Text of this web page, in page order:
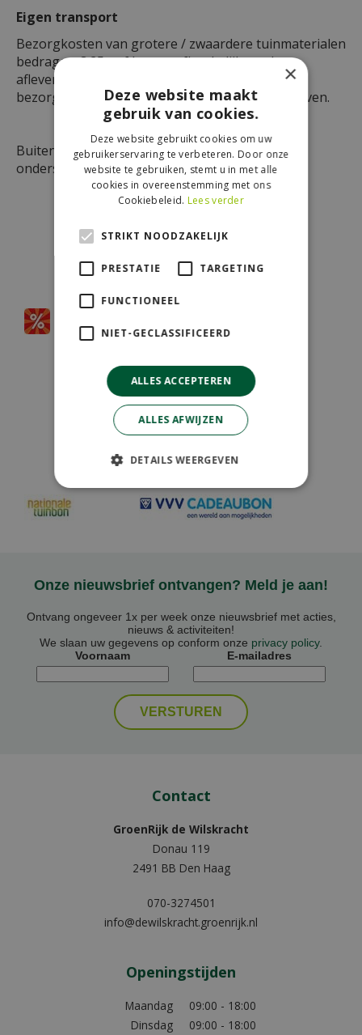
Eigen transport
Bezorgkosten van grotere / zwaardere tuinmaterialen
bedragen € 25,- of hoger, afhankelijk van het
afleveradres. Op onderstaande kaart zijn de
bezorgkosten per postcode 4-gebied weergegeven.
Buiten deze regio zijn de bezorgkosten op
onderstaande kaart weergegeven.
Partners
Aangesloten bij
Wij accepteren
Onze nieuwsbrief ontvangen? Meld je aan!
Ontvang ongeveer 1x per week onze nieuwsbrief met acties,
nieuws & activiteiten!
We slaan uw gegevens op conform onze privacy policy.
Voornaam
E-mailadres
Contact
GroenRijk de Wilskracht
Donau 119
2491 BB Den Haag
070-3274501
info@dewilskracht.groenrijk.nl
Openingstijden
Maandag
09:00 - 18:00
Dinsdag
09:00 - 18:00
×
Deze website maakt
gebruik van cookies.
Deze website gebruikt cookies om uw
gebruikerservaring te verbeteren. Door onze
website te gebruiken, stemt u in met alle
cookies in overeenstemming met ons
Cookiebeleid. Lees verder
STRIKT NOODZAKELIJK
PRESTATIE TARGETING
FUNCTIONEEL
NIET-GECLASSIFICEERD
ALLES ACCEPTEREN
ALLES AFWIJZEN
DETAILS WEERGEVEN